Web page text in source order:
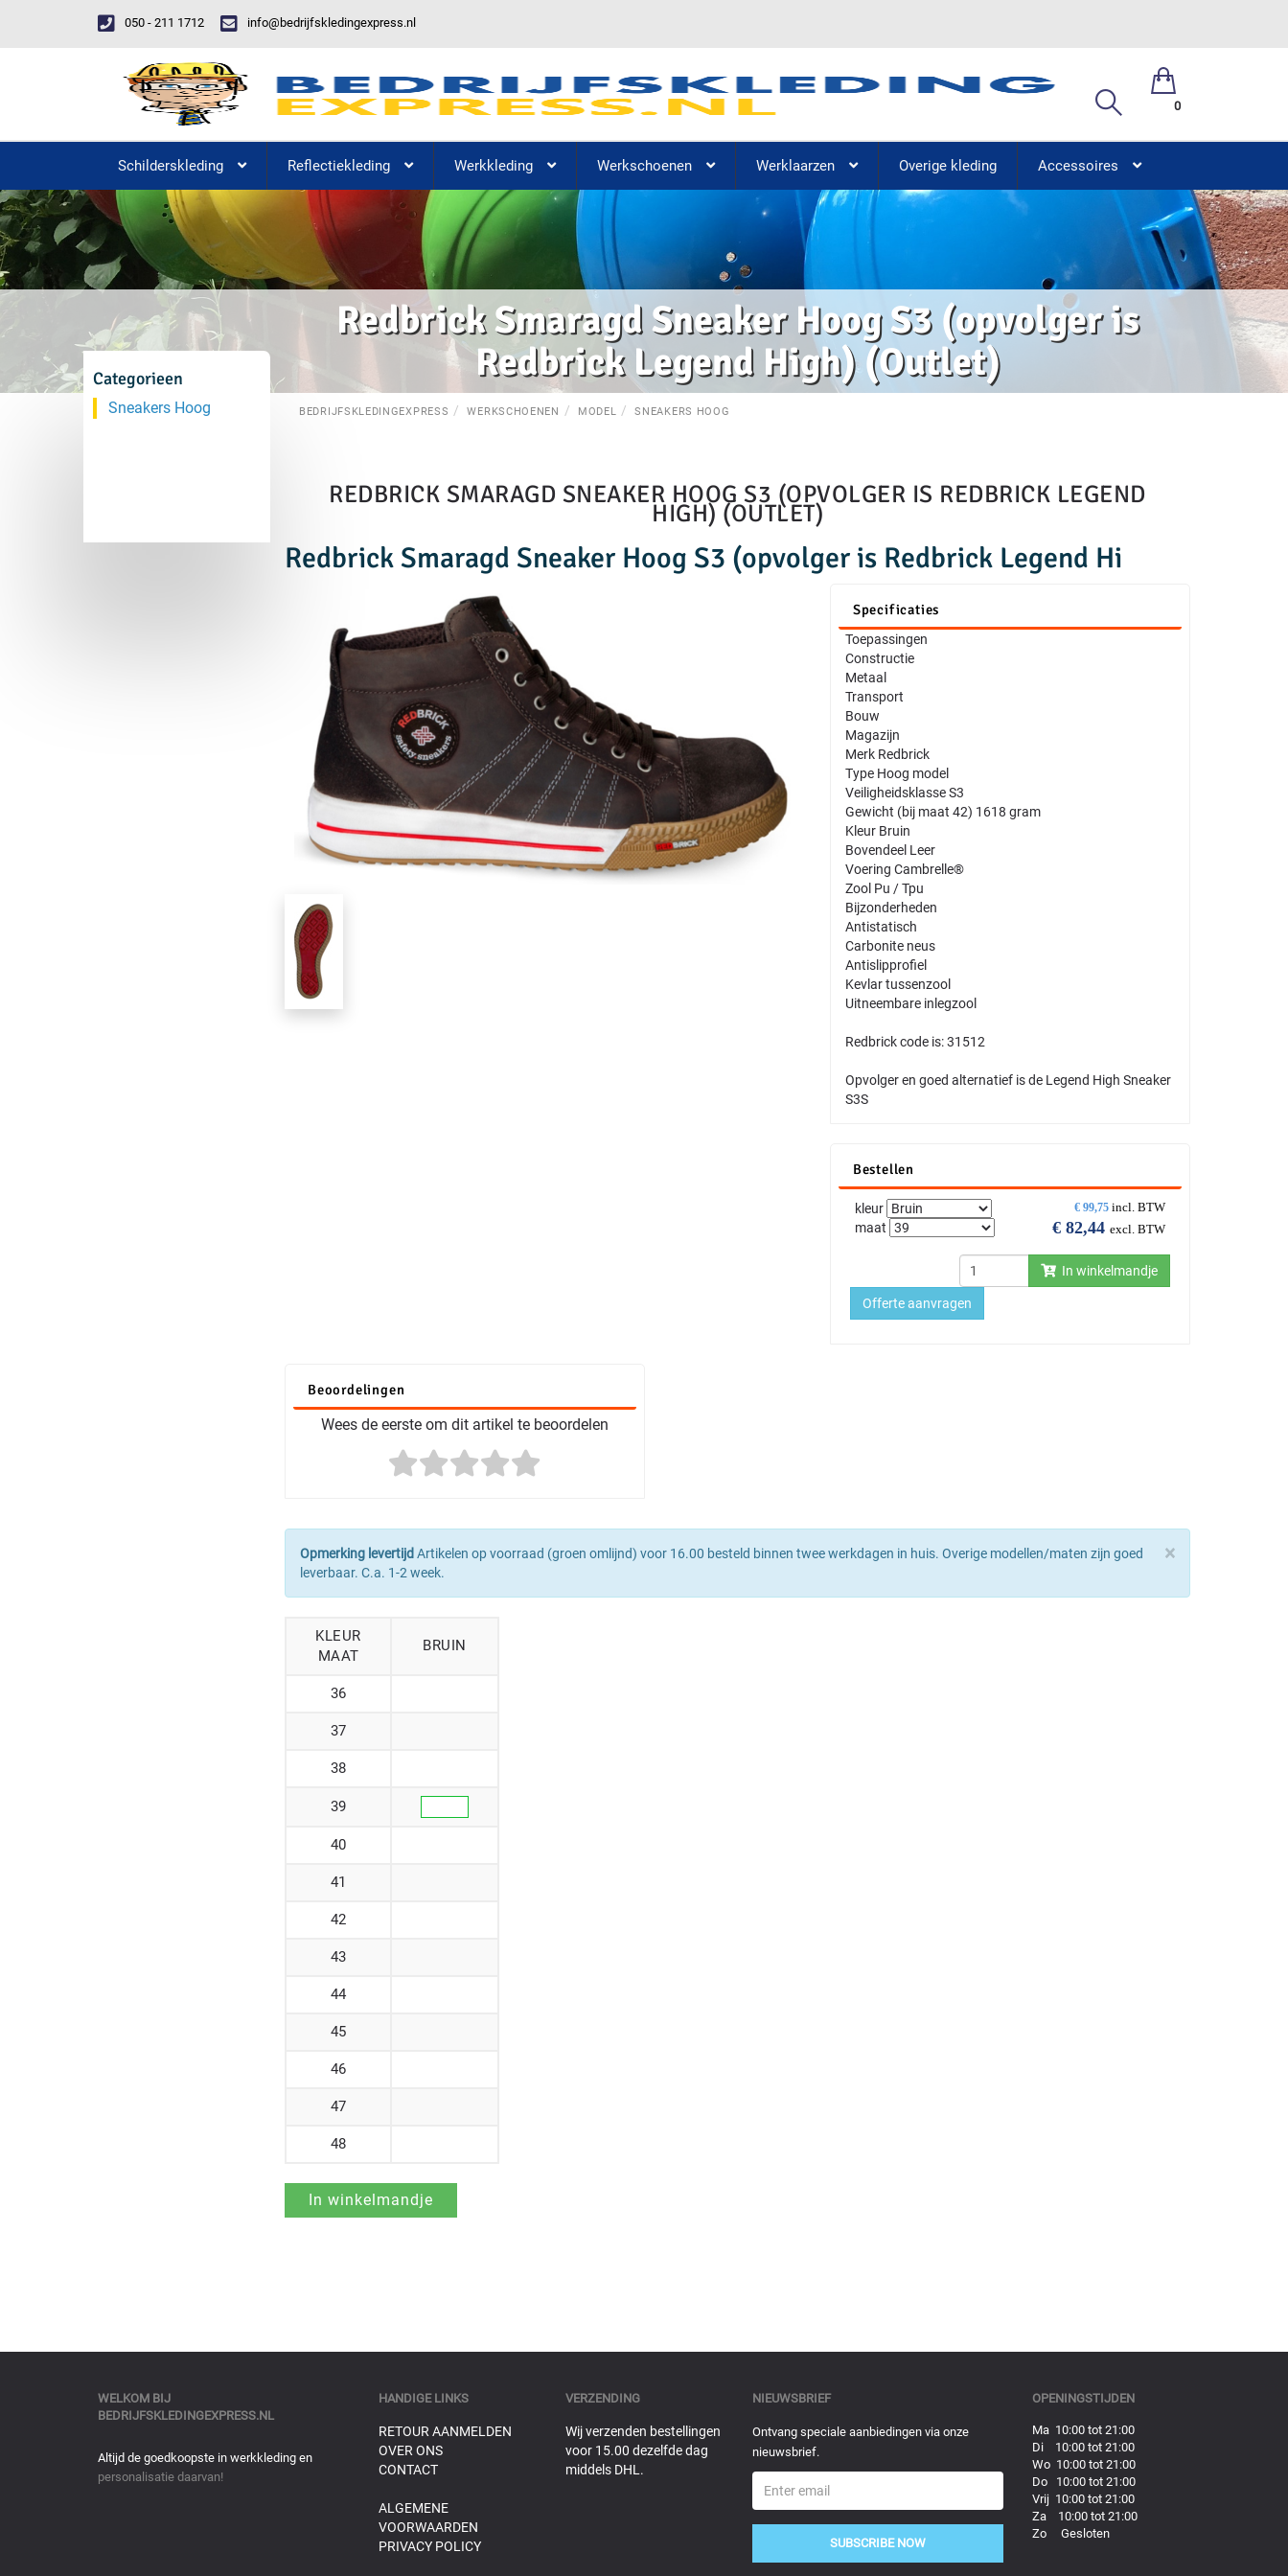
050 - 211 1712 info@bedrijfskledingexpress.nl
0
Schilderskleding Reflectiekleding Werkkleding Werkschoenen Werklaarzen Overige kleding Accessoires
Redbrick Smaragd Sneaker Hoog S3 (opvolger is
Redbrick Legend High) (Outlet)
BEDRIJFSKLEDINGEXPRESS WERKSCHOENEN MODEL SNEAKERS HOOG
REDBRICK SMARAGD SNEAKER HOOG S3 (OPVOLGER IS REDBRICK LEGEND
HIGH) (OUTLET)
Redbrick Smaragd Sneaker Hoog S3 (opvolger is Redbrick Legend Hi
Specificaties
Toepassingen
Constructie
Metaal
Transport
Bouw
Magazijn
Merk Redbrick
Type Hoog model
Veiligheidsklasse S3
Gewicht (bij maat 42) 1618 gram
Kleur Bruin
Bovendeel Leer
Voering Cambrelle®
Zool Pu / Tpu
Bijzonderheden
Antistatisch
Carbonite neus
Antislipprofiel
Kevlar tussenzool
Uitneembare inlegzool
Redbrick code is: 31512
Opvolger en goed alternatief is de Legend High Sneaker
S3S
Bestellen
€ 99,75 incl. BTW
€ 82,44 excl. BTW
kleur
maat
In winkelmandje
Offerte aanvragen
Beoordelingen
Wees de eerste om dit artikel te beoordelen
×
Opmerking levertijd Artikelen op voorraad (groen omlijnd) voor 16.00 besteld binnen twee werkdagen in huis. Overige modellen/maten zijn goed
leverbaar. C.a. 1-2 week.
KLEUR
MAAT
BRUIN
36
37
38
39
40
41
42
43
44
45
46
47
48
Categorieen
Sneakers Hoog
WELKOM BIJ
BEDRIJFSKLEDINGEXPRESS.NL
Altijd de goedkoopste in werkkleding en
personalisatie daarvan!
HANDIGE LINKS
RETOUR AANMELDEN
OVER ONS
CONTACT
ALGEMENE
VOORWAARDEN
PRIVACY POLICY
VERZENDING
Wij verzenden bestellingen
voor 15.00 dezelfde dag
middels DHL.
NIEUWSBRIEF
Ontvang speciale aanbiedingen via onze
nieuwsbrief.
SUBSCRIBE NOW
OPENINGSTIJDEN
Ma 10:00 tot 21:00
Di 10:00 tot 21:00
Wo 10:00 tot 21:00
Do 10:00 tot 21:00
Vrij 10:00 tot 21:00
Za 10:00 tot 21:00
Zo Gesloten